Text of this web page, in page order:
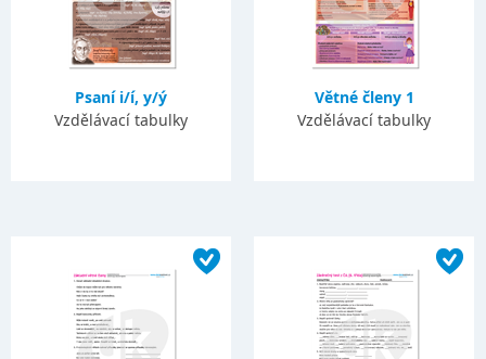
Psaní i/í, y/ý
Vzdělávací tabulky
Větné členy 1
Vzdělávací tabulky